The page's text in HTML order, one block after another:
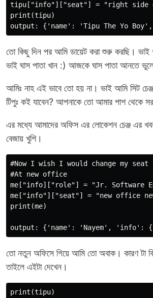
tipu["info"]["seat"] = "right side
print(tipu)
তো কিছু দিন পর আমি ডায়েট করা শুরু করছি। ভাই
ভাই ঘাস পাতা খান :) আজকে ঘাস পাতা আনতে
আমিঃ নাহ এই ভাবে তো হয় না। ভাই আমি সিট
টিপুঃ কই যাবেন? আপনাকে তো আমার পাশ থেকে
এর মধ্যে আমাদের অফিস এর লোকেশন চেঞ্জ এর
বেজায় খুশি।
#Now I wish I would change my
#At new office
me["info]["role"] = "Jr. Software
me["info"]["seat"] = "new office
print(me)
তো নতুন অফিসে গিয়ে আমি তো অবাক। কারণ টা
তাইলে এইটা দেখেন।
print(tipu)